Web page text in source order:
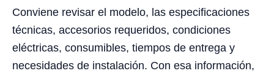
Conviene revisar el modelo, las especificaciones
técnicas, accesorios requeridos, condiciones
eléctricas, consumibles, tiempos de entrega y
necesidades de instalación. Con esa información,